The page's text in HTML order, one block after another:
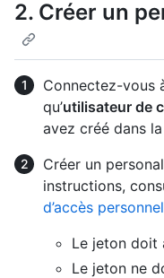
2. Créer un
Connectez-vous
qu’utilisateur de
avez créé dans
Créer un
instructions,
d’accès
Le jeton doit
Le jeton ne